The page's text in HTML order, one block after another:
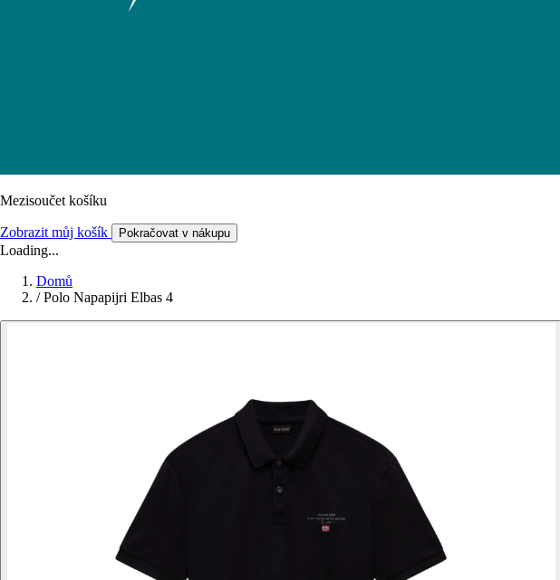
Mezisoučet košíku
Zobrazit můj košík Pokračovat v nákupu
Loading...
Domů
/ Polo Napapijri Elbas 4